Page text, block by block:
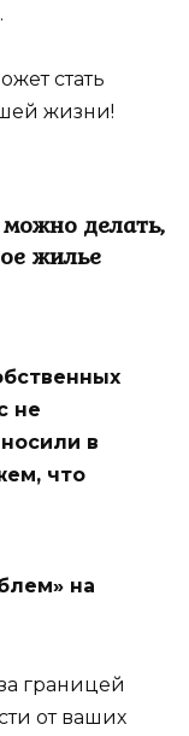
стать
жизни!
делать,
жилье
не
в
что
на
границей
от ваших